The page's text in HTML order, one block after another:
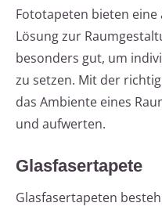
Fototapeten bieten
Lösung zur
besonders gut, um
zu setzen. Mit der
das Ambiente eines
und aufwerten.
Glasfasertapete
Glasfasertapeten